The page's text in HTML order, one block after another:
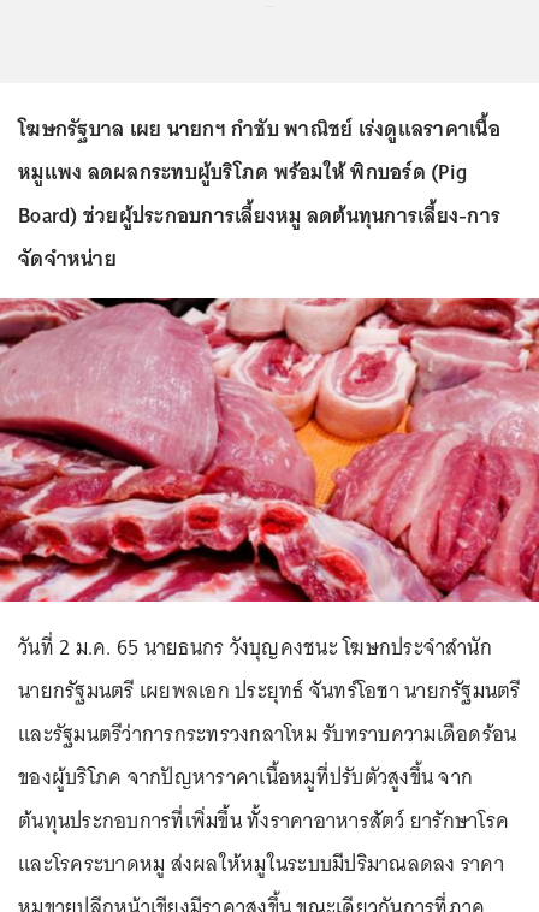
โฆษกรัฐบาล เผย นายกฯ กำชับ พาณิชย์ เร่งดูแลราคาเนื้อ
หมูแพง ลดผลกระทบผู้บริโภค พร้อมให้ พิกบอร์ด (Pig
Board) ช่วยผู้ประกอบการเลี้ยงหมู ลดต้นทุนการเลี้ยง-การ
จัดจำหน่าย
วันที่ 2 ม.ค. 65 นายธนกร วังบุญคงชนะ โฆษกประจำสำนัก
นายกรัฐมนตรี เผยพลเอก ประยุทธ์ จันทร์โอชา นายกรัฐมนตรี
และรัฐมนตรีว่าการกระทรวงกลาโหม รับทราบความเดือดร้อน
ของผู้บริโภค จากปัญหาราคาเนื้อหมูที่ปรับตัวสูงขึ้น จาก
ต้นทุนประกอบการที่เพิ่มขึ้น ทั้งราคาอาหารสัตว์ ยารักษาโรค
และโรคระบาดหมู ส่งผลให้หมูในระบบมีปริมาณลดลง ราคา